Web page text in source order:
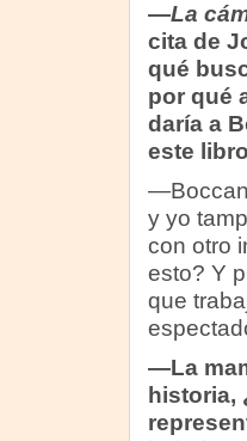
—La
cita de
qué
por qué
daría a
este
y yo
con otro
esto? Y
que
—La
historia,